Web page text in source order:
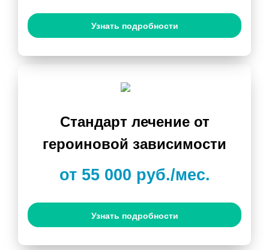
Узнать подробности
Стандарт лечение от
героиновой зависимости
от 55 000 руб./мес.
Узнать подробности